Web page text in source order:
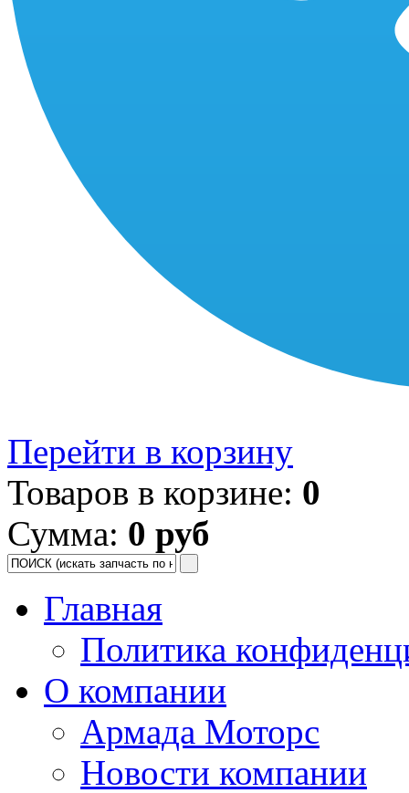
Перейти в корзину
Товаров в корзине: 0
Сумма: 0 руб
Главная
Политика
О компании
Армада Моторс
Новости компании